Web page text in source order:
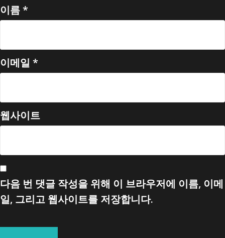
이름*
이메일 *
웹사이트
다음 번 댓글 작성을 위해 이 브라우저에 이름, 이메
일, 그리고 웹사이트를 저장합니다.